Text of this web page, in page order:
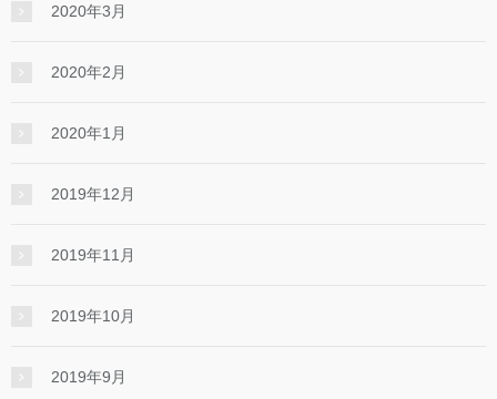
2020年3月
2020年2月
2020年1月
2019年12月
2019年11月
2019年10月
2019年9月